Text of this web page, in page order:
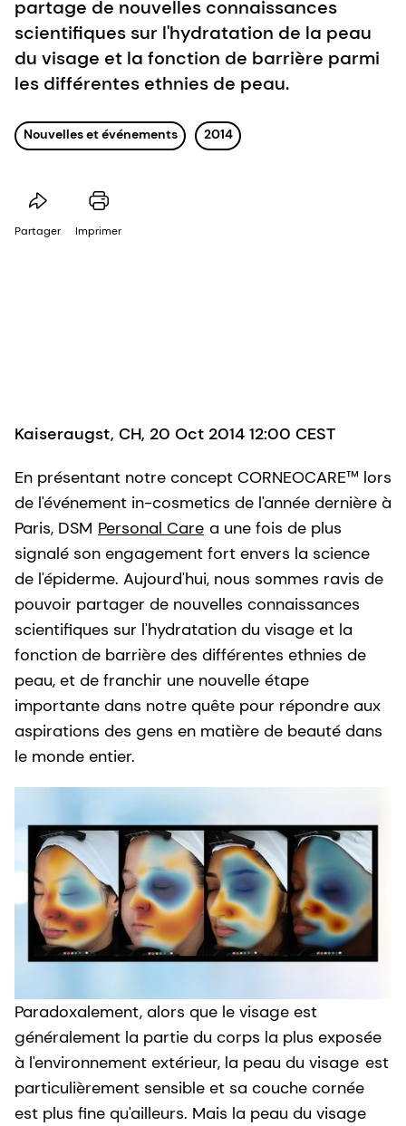
partage de nouvelles connaissances
scientifiques sur l'hydratation de la peau
du visage et la fonction de barrière parmi
les différentes ethnies de peau.
Nouvelles et événements 2014
Partager Imprimer
Kaiseraugst, CH, 20 Oct 2014 12:00 CEST
En présentant notre concept CORNEOCARE™ lors
de l'événement in-cosmetics de l'année dernière à
Paris, DSM Personal Care a une fois de plus
signalé son engagement fort envers la science
de l'épiderme. Aujourd'hui, nous sommes ravis de
pouvoir partager de nouvelles connaissances
scientifiques sur l'hydratation du visage et la
fonction de barrière des différentes ethnies de
peau, et de franchir une nouvelle étape
importante dans notre quête pour répondre aux
aspirations des gens en matière de beauté dans
le monde entier.
Paradoxalement, alors que le visage est
généralement la partie du corps la plus exposée
à l'environnement extérieur, la peau du visage est
particulièrement sensible et sa couche cornée
est plus fine qu'ailleurs. Mais la peau du visage